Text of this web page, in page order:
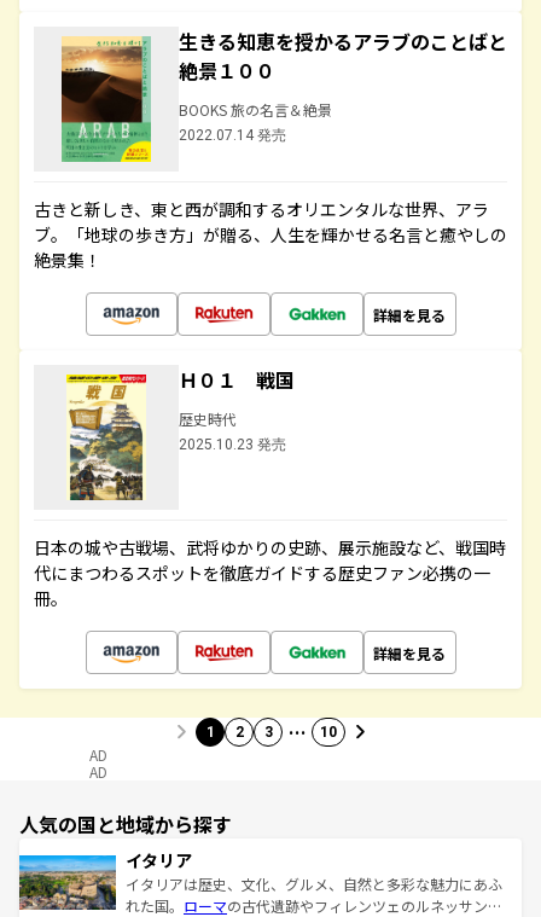
生きる知恵を授かるアラブのことばと
絶景１００
BOOKS 旅の名言＆絶景
2022.07.14 発売
古きと新しき、東と西が調和するオリエンタルな世界、アラ
ブ。「地球の歩き方」が贈る、人生を輝かせる名言と癒やしの
絶景集！
詳細を見る
Ｈ０１ 戦国
歴史時代
2025.10.23 発売
日本の城や古戦場、武将ゆかりの史跡、展示施設など、戦国時
代にまつわるスポットを徹底ガイドする歴史ファン必携の一
冊。
詳細を見る
1 2 3 … 10
AD
AD
人気の国と地域から探す
イタリア
イタリアは歴史、文化、グルメ、自然と多彩な魅力にあふ
れた国。 ローマの古代遺跡やフィレンツェのルネッサンス